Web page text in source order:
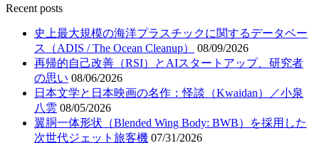
Recent posts
史上最大規模の海洋プラスチックに関するデータベー
ス（ADIS / The Ocean Cleanup）
08/09/2026
再帰的自己改善（RSI）とAIスタートアップ、研究者
の思い 08/06/2026
日本文学と日本映画の名作：怪談（Kwaidan）／小泉
八雲 08/05/2026
翼胴一体形状（Blended Wing Body: BWB）を採用した
次世代ジェット旅客機 07/31/2026